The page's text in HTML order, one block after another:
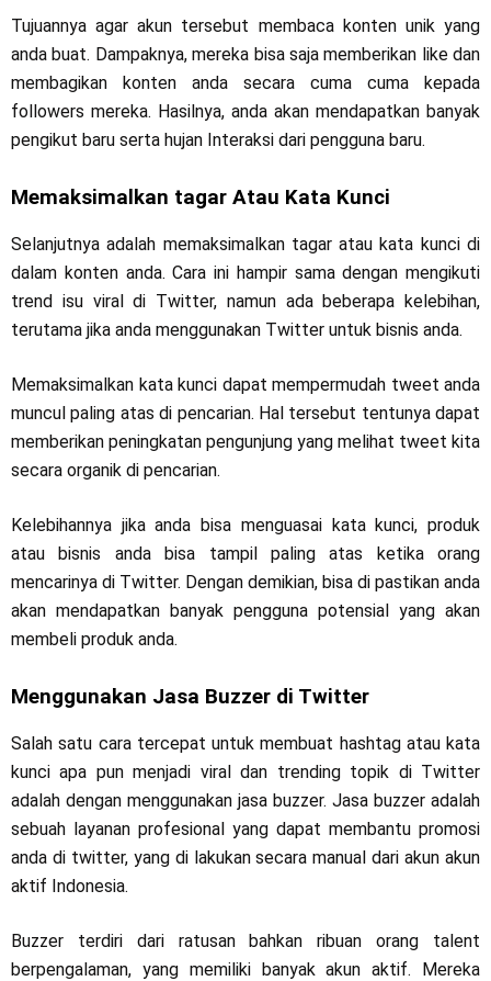
Tujuannya agar akun tersebut membaca konten unik yang
anda buat. Dampaknya, mereka bisa saja memberikan like dan
membagikan konten anda secara cuma cuma kepada
followers mereka. Hasilnya, anda akan mendapatkan banyak
pengikut baru serta hujan Interaksi dari pengguna baru.
Memaksimalkan tagar Atau Kata Kunci
Selanjutnya adalah memaksimalkan tagar atau kata kunci di
dalam konten anda. Cara ini hampir sama dengan mengikuti
trend isu viral di Twitter, namun ada beberapa kelebihan,
terutama jika anda menggunakan Twitter untuk bisnis anda.
Memaksimalkan kata kunci dapat mempermudah tweet anda
muncul paling atas di pencarian. Hal tersebut tentunya dapat
memberikan peningkatan pengunjung yang melihat tweet kita
secara organik di pencarian.
Kelebihannya jika anda bisa menguasai kata kunci, produk
atau bisnis anda bisa tampil paling atas ketika orang
mencarinya di Twitter. Dengan demikian, bisa di pastikan anda
akan mendapatkan banyak pengguna potensial yang akan
membeli produk anda.
Menggunakan Jasa Buzzer di Twitter
Salah satu cara tercepat untuk membuat hashtag atau kata
kunci apa pun menjadi viral dan trending topik di Twitter
adalah dengan menggunakan jasa buzzer. Jasa buzzer adalah
sebuah layanan profesional yang dapat membantu promosi
anda di twitter, yang di lakukan secara manual dari akun akun
aktif Indonesia.
Buzzer terdiri dari ratusan bahkan ribuan orang talent
berpengalaman, yang memiliki banyak akun aktif. Mereka